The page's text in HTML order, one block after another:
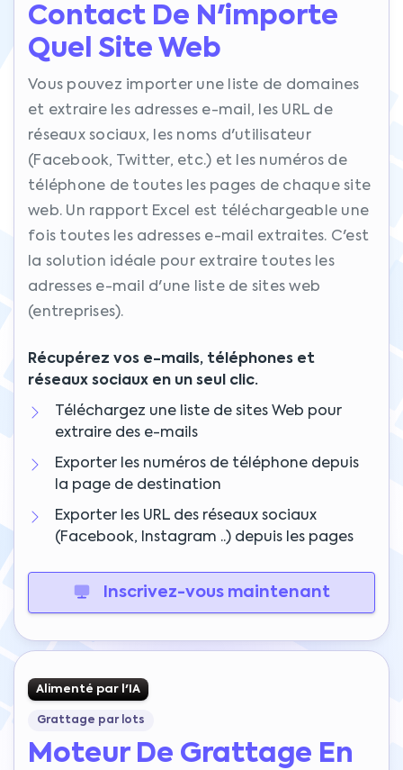
Contact De N'importe
Quel Site Web
Vous pouvez importer une liste de domaines
et extraire les adresses e-mail, les URL de
réseaux sociaux, les noms d'utilisateur
(Facebook, Twitter, etc.) et les numéros de
téléphone de toutes les pages de chaque site
web. Un rapport Excel est téléchargeable une
fois toutes les adresses e-mail extraites. C'est
la solution idéale pour extraire toutes les
adresses e-mail d'une liste de sites web
(entreprises).
Récupérez vos e-mails, téléphones et
réseaux sociaux en un seul clic.
Téléchargez une liste de sites Web pour
extraire des e-mails
Exporter les numéros de téléphone depuis
la page de destination
Exporter les URL des réseaux sociaux
(Facebook, Instagram ..) depuis les pages
Inscrivez-vous maintenant
Alimenté par l'IA
Grattage par lots
Moteur De Grattage En